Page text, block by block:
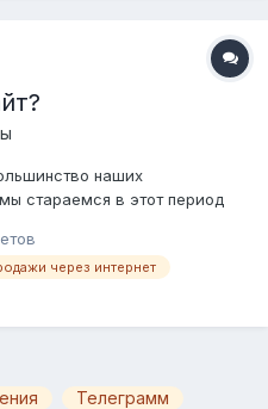
наших
стараемся в этот период
в этой области совсем
показывать пальчиком
через интернет
Телеграмм